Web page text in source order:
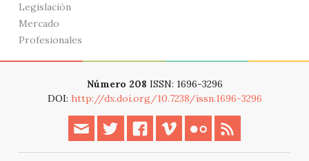
Legislación
Mercado
Profesionales
Número 208 ISSN: 1696-3296
DOI: http://dx.doi.org/10.7238/issn.1696-3296